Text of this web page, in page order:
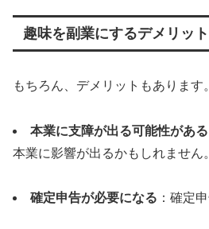
趣味を副業にするデメリット
もちろん、デメリットもあります。
本業に支障が出る可能性がある
本業に影響が出るかもしれません。
確定申告が必要になる ：確定